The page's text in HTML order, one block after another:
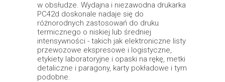
w obsłudze. Wydajna i niezawodna drukarka
PC42d doskonale nadaje się do
różnorodnych zastosowań do druku
termicznego o niskiej lub średniej
intensywności - takich jak elektroniczne listy
przewozowe ekspresowe i logistyczne,
etykiety laboratoryjne i opaski na rękę, metki
detaliczne i paragony, karty pokładowe i tym
podobne.